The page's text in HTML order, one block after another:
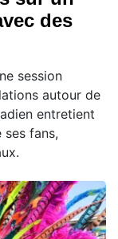
des
session
autour de
entretient
ses fans,